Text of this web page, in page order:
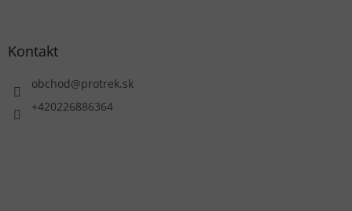
Kontakt
obchod@protrek.sk
+420226886364